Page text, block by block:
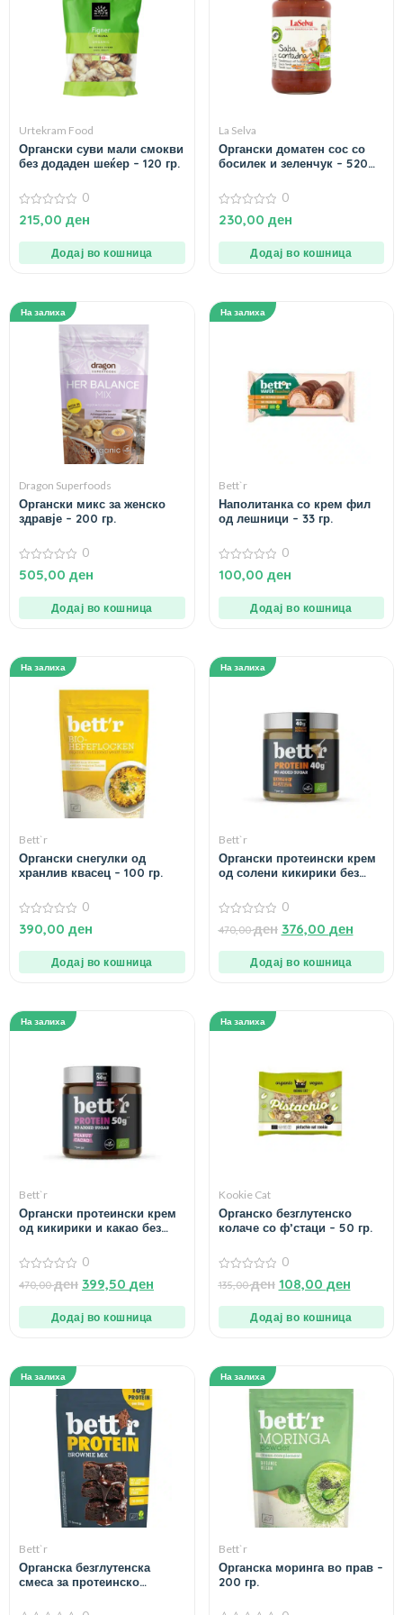
Urtekram Food
Органски суви мали смокви
без додаден шеќер – 120 гр.
0
од
0
215,00 ден
Додај во кошница
La Selva
Органски доматен сос со
босилек и зеленчук – 520
0
од
0
230,00 ден
Додај во кошница
На залиха
Dragon Superfoods
Органски микс за женско
здравје – 200 гр.
0
од
0
505,00 ден
Додај во кошница
На залиха
Bett`r
Наполитанка со крем фил
од лешници – 33 гр.
0
од
0
100,00 ден
Додај во кошница
На залиха
Bett`r
Органски снегулки од
хранлив квасец – 100 гр.
0
од
0
390,00 ден
Додај во кошница
На залиха
Bett`r
Органски протеински крем
од солени кикирики без
од
0
470,00ден 376,00 ден
Додај во кошница
На залиха
Bett`r
Органски протеински крем
од кикирики и какао без
од
0
470,00ден 399,50 ден
Додај во кошница
На залиха
Kookie Cat
Органско безглутенско
колаче со ф’стаци – 50 гр.
од
0
135,00ден 108,00 ден
Додај во кошница
На залиха
Bett`r
Органска безглутенска
смеса за протеинско
На залиха
Bett`r
Органска моринга во прав –
200 гр.